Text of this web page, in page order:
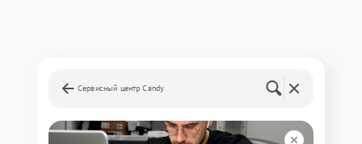
Сервисный центр Candy